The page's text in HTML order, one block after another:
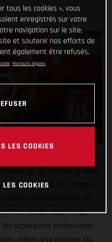
the GASGAS Dirt cameras,
his humble beginnings,
subsequent professional
tous les cookies », vous
enregistrés sur votre
navigation sur le site,
et soutenir nos efforts de
également être refusés.
Mentions légales
LES COOKIES
LES COOKIES